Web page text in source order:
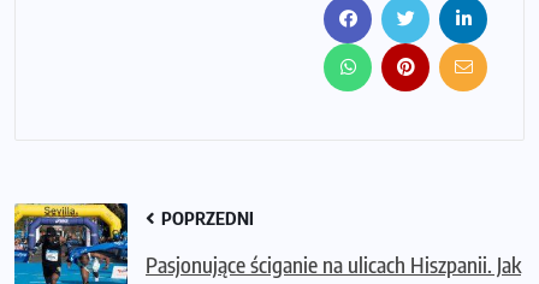
POPRZEDNI
Pasjonujące ściganie na ulicach Hiszpanii. Jak